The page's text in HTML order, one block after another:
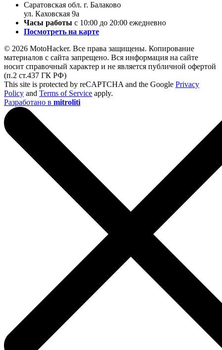
Саратовская обл. г. Балаково
ул. Каховская 9а
Часы работы с 10:00 до 20:00 ежедневно
Посмотреть на карте
© 2026 MotoHacker. Все права защищены. Копирование
материалов с сайта запрещено. Вся информация на сайте
носит справочный характер и не является публичной офертой
(п.2 ст.437 ГК РФ)
This site is protected by reCAPTCHA and the Google Privacy
Policy and Terms of Service apply.
Разработано в mitroliti